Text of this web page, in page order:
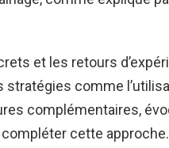
et les retours
stratégies comme
complémentaires,
cette